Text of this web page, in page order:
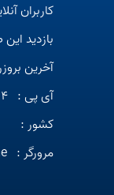
کاربران آنلاین
بازدید این
آخرین بروزرسانی :
آی پی :
کشور :
مرورگر :